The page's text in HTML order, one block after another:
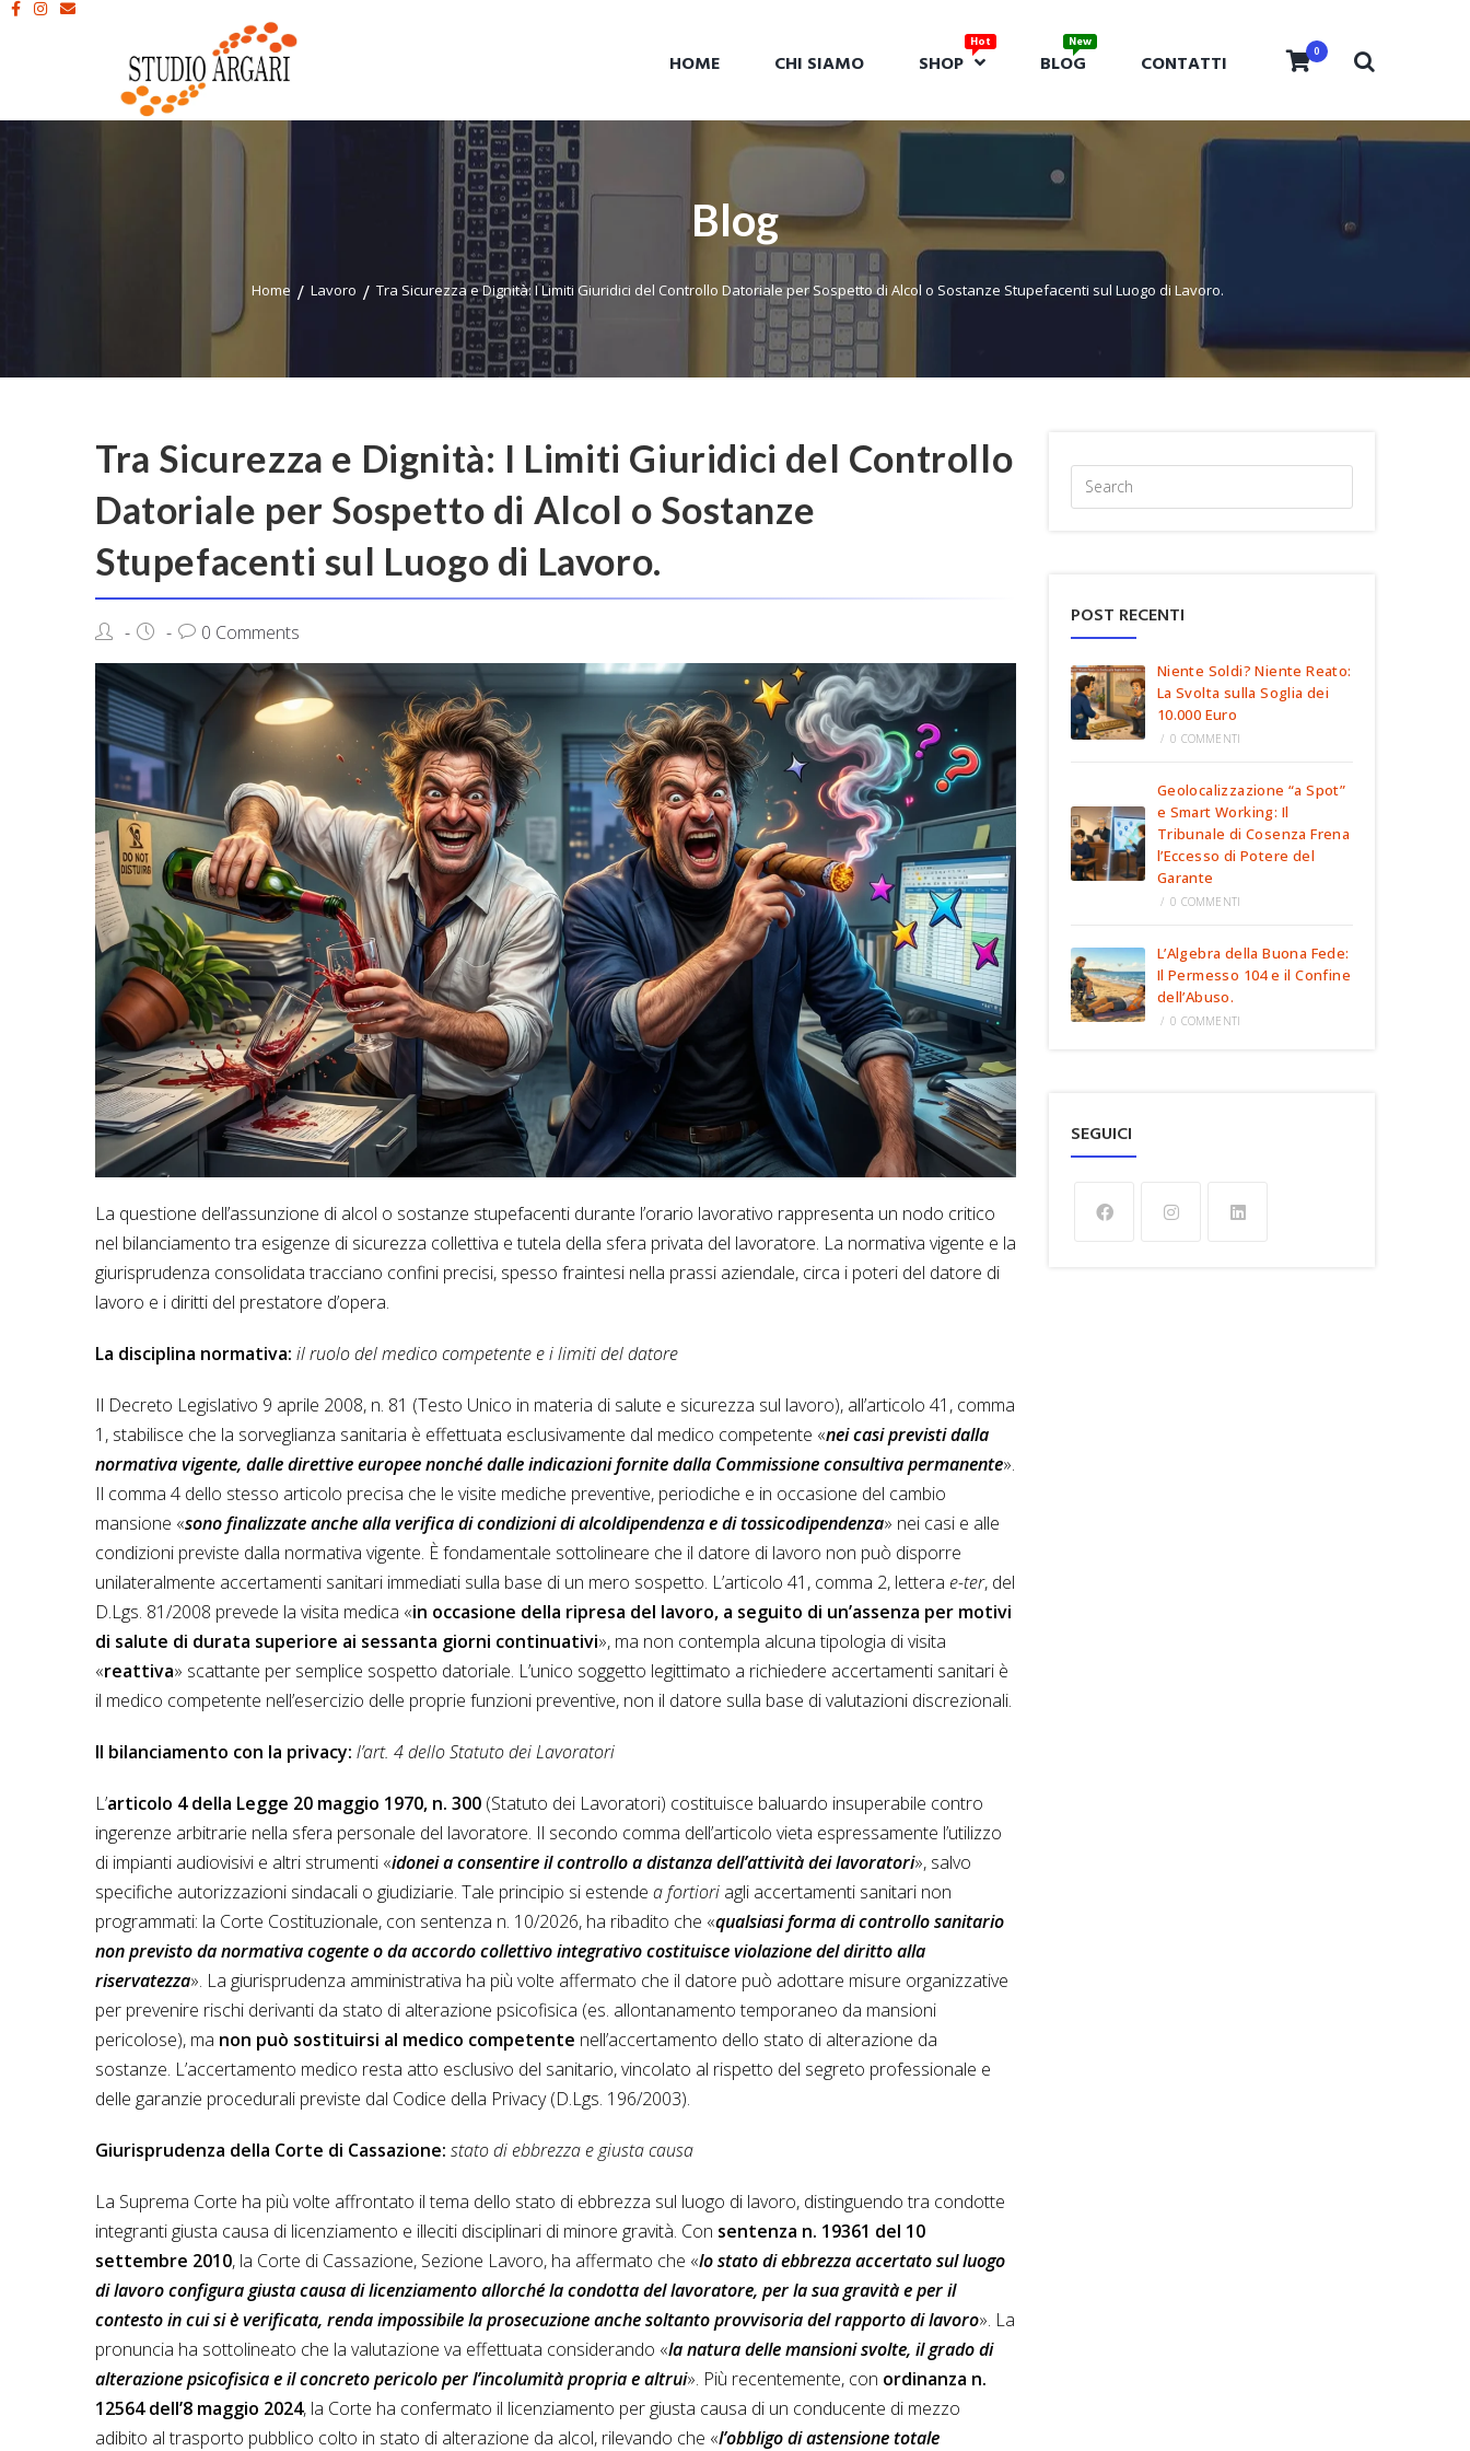
HOME CHI SIAMO SHOP BLOG CONTATTI 0
Blog
Home Lavoro Tra Sicurezza e Dignità: I Limiti Giuridici del Controllo Datoriale per Sospetto di Alcol o Sostanze Stupefacenti sul Luogo di Lavoro.
Tra Sicurezza e Dignità: I Limiti Giuridici del Controllo
Datoriale per Sospetto di Alcol o Sostanze
Stupefacenti sul Luogo di Lavoro.
0 Comments
La questione dell’assunzione di alcol o sostanze stupefacenti durante l’orario lavorativo rappresenta un nodo critico
nel bilanciamento tra esigenze di sicurezza collettiva e tutela della sfera privata del lavoratore. La normativa vigente e la
giurisprudenza consolidata tracciano confini precisi, spesso fraintesi nella prassi aziendale, circa i poteri del datore di
lavoro e i diritti del prestatore d’opera.
La disciplina normativa: il ruolo del medico competente e i limiti del datore
Il Decreto Legislativo 9 aprile 2008, n. 81 (Testo Unico in materia di salute e sicurezza sul lavoro), all’articolo 41, comma
1, stabilisce che la sorveglianza sanitaria è effettuata esclusivamente dal medico competente «nei casi previsti dalla
normativa vigente, dalle direttive europee nonché dalle indicazioni fornite dalla Commissione consultiva permanente».
Il comma 4 dello stesso articolo precisa che le visite mediche preventive, periodiche e in occasione del cambio
mansione «sono finalizzate anche alla verifica di condizioni di alcoldipendenza e di tossicodipendenza» nei casi e alle
condizioni previste dalla normativa vigente. È fondamentale sottolineare che il datore di lavoro non può disporre
unilateralmente accertamenti sanitari immediati sulla base di un mero sospetto. L’articolo 41, comma 2, lettera e-ter, del
D.Lgs. 81/2008 prevede la visita medica «in occasione della ripresa del lavoro, a seguito di un’assenza per motivi
di salute di durata superiore ai sessanta giorni continuativi», ma non contempla alcuna tipologia di visita
«reattiva» scattante per semplice sospetto datoriale. L’unico soggetto legittimato a richiedere accertamenti sanitari è
il medico competente nell’esercizio delle proprie funzioni preventive, non il datore sulla base di valutazioni discrezionali.
Il bilanciamento con la privacy: l’art. 4 dello Statuto dei Lavoratori
L’articolo 4 della Legge 20 maggio 1970, n. 300 (Statuto dei Lavoratori) costituisce baluardo insuperabile contro
ingerenze arbitrarie nella sfera personale del lavoratore. Il secondo comma dell’articolo vieta espressamente l’utilizzo
di impianti audiovisivi e altri strumenti «idonei a consentire il controllo a distanza dell’attività dei lavoratori», salvo
specifiche autorizzazioni sindacali o giudiziarie. Tale principio si estende a fortiori agli accertamenti sanitari non
programmati: la Corte Costituzionale, con sentenza n. 10/2026, ha ribadito che «qualsiasi forma di controllo sanitario
non previsto da normativa cogente o da accordo collettivo integrativo costituisce violazione del diritto alla
riservatezza». La giurisprudenza amministrativa ha più volte affermato che il datore può adottare misure organizzative
per prevenire rischi derivanti da stato di alterazione psicofisica (es. allontanamento temporaneo da mansioni
pericolose), ma non può sostituirsi al medico competente nell’accertamento dello stato di alterazione da
sostanze. L’accertamento medico resta atto esclusivo del sanitario, vincolato al rispetto del segreto professionale e
delle garanzie procedurali previste dal Codice della Privacy (D.Lgs. 196/2003).
Giurisprudenza della Corte di Cassazione: stato di ebbrezza e giusta causa
La Suprema Corte ha più volte affrontato il tema dello stato di ebbrezza sul luogo di lavoro, distinguendo tra condotte
integranti giusta causa di licenziamento e illeciti disciplinari di minore gravità. Con sentenza n. 19361 del 10
settembre 2010, la Corte di Cassazione, Sezione Lavoro, ha affermato che «lo stato di ebbrezza accertato sul luogo
di lavoro configura giusta causa di licenziamento allorché la condotta del lavoratore, per la sua gravità e per il
contesto in cui si è verificata, renda impossibile la prosecuzione anche soltanto provvisoria del rapporto di lavoro». La
pronuncia ha sottolineato che la valutazione va effettuata considerando «la natura delle mansioni svolte, il grado di
alterazione psicofisica e il concreto pericolo per l’incolumità propria e altrui». Più recentemente, con ordinanza n.
12564 dell’8 maggio 2024, la Corte ha confermato il licenziamento per giusta causa di un conducente di mezzo
adibito al trasporto pubblico colto in stato di alterazione da alcol, rilevando che «l’obbligo di astensione totale
POST RECENTI
Niente Soldi? Niente Reato:
La Svolta sulla Soglia dei
10.000 Euro
/ 0 COMMENTI
Geolocalizzazione “a Spot”
e Smart Working: Il
Tribunale di Cosenza Frena
l’Eccesso di Potere del
Garante
/ 0 COMMENTI
L’Algebra della Buona Fede:
Il Permesso 104 e il Confine
dell’Abuso.
/ 0 COMMENTI
SEGUICI